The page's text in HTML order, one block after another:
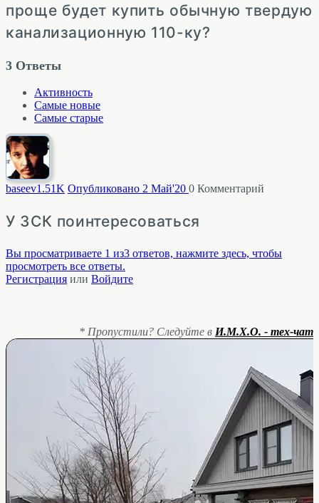
проще будет купить обычную твердую
канализационную 110-ку?
3 Ответы
Активность
Самые новые
Самые старые
baseev1.51K Опубликовано 2 Май'20 0 Комментарий
У ЗСК поинтересоваться
Вы просматриваете 1 из3 ответов, нажмите здесь, чтобы
просмотреть все ответы.
Регистрация или Войдите
* Пропустили? Следуйте в И.М.Х.О. - тех-чат